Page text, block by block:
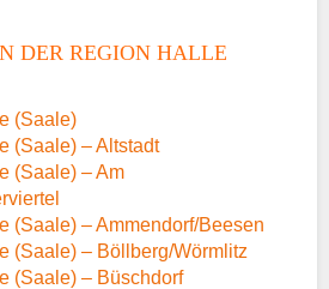
DER REGION HALLE
(Saale)
(Saale) – Altstadt
(Saale) – Am
(Saale) – Ammendorf/Beesen
(Saale) – Böllberg/Wörmlitz
(Saale) – Büschdorf